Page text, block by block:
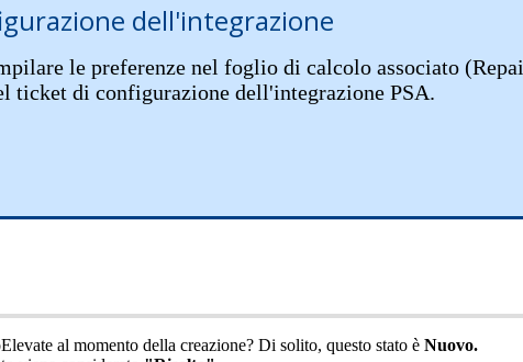
dell'integrazione
le preferenze nel foglio di calcolo associato (
ticket di configurazione dell'integrazione PSA.
al momento della creazione? Di solito, questo stato è Nuovo.